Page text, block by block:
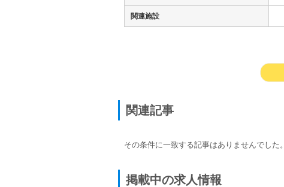
関連施設
関連記事
その条件に一致する記事はありませんでした。
掲載中の求人情報